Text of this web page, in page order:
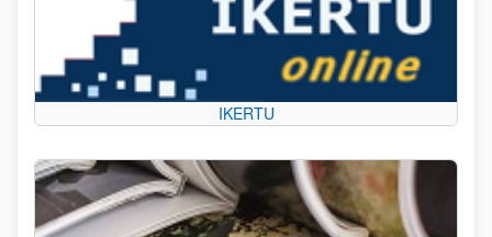
IKERTU